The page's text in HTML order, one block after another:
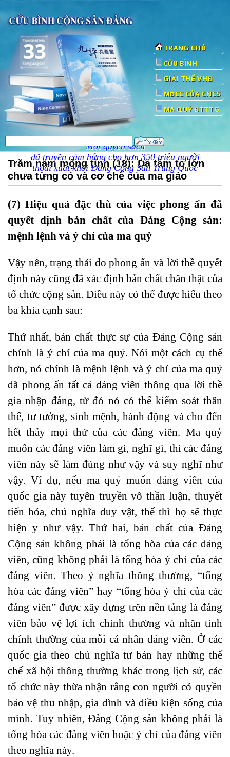
TRANG CHỦ
CỬU BÌNH
GIẢI THỂ VHĐ
MĐCC CỦA CNCS
MA QUỶ ĐTTTG
Một quyển sách
đã truyền cảm hứng cho hơn 350 triệu người
thoái xuất khỏi Đảng Cộng Sản Trung Quốc
Trăm năm mộng tỉnh (18): Dã tâm to lớn
chưa từng có và cơ chế của ma giáo
(7) Hiệu quả đặc thù của việc phong ấn đã
quyết định bản chất của Đảng Cộng sản:
mệnh lệnh và ý chí của ma quỷ
Vậy nên, trạng thái do phong ấn và lời thề quyết
định này cũng đã xác định bản chất chân thật của
tổ chức cộng sản. Điều này có thể được hiểu theo
ba khía cạnh sau:
Thứ nhất, bản chất thực sự của Đảng Cộng sản
chính là ý chí của ma quỷ. Nói một cách cụ thể
hơn, nó chính là mệnh lệnh và ý chí của ma quỷ
đã phong ấn tất cả đảng viên thông qua lời thề
gia nhập đảng, từ đó nó có thể kiểm soát thân
thể, tư tưởng, sinh mệnh, hành động và cho đến
hết thảy mọi thứ của các đảng viên. Ma quỷ
muốn các đảng viên làm gì, nghĩ gì, thì các đảng
viên này sẽ làm đúng như vậy và suy nghĩ như
vậy. Ví dụ, nếu ma quỷ muốn đảng viên của
quốc gia này tuyên truyền vô thần luận, thuyết
tiến hóa, chủ nghĩa duy vật, thế thì họ sẽ thực
hiện y như vậy. Thứ hai, bản chất của Đảng
Cộng sản không phải là tổng hòa của các đảng
viên, cũng không phải là tổng hòa ý chí của các
đảng viên. Theo ý nghĩa thông thường, “tổng
hòa các đảng viên” hay “tổng hòa ý chí của các
đảng viên” được xây dựng trên nền tảng là đảng
viên bảo vệ lợi ích chính thường và nhân tính
chính thường của mỗi cá nhân đảng viên. Ở các
quốc gia theo chủ nghĩa tư bản hay những thể
chế xã hội thông thường khác trong lịch sử, các
tổ chức này thừa nhận rằng con người có quyền
bảo vệ thu nhập, gia đình và điều kiện sống của
mình. Tuy nhiên, Đảng Cộng sản không phải là
tổng hòa các đảng viên hoặc ý chí của đảng viên
theo nghĩa này.